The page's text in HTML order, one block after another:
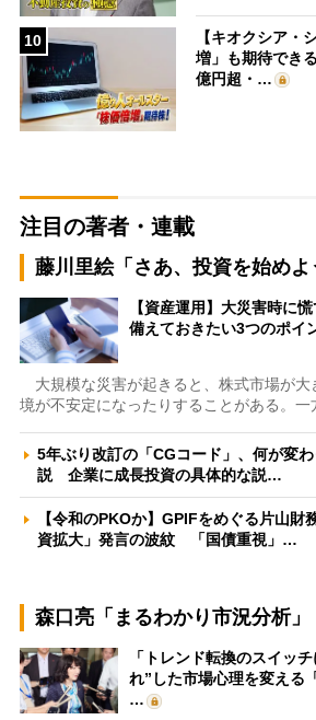
10
【キオクシア・
増」も期待でき
億円超・…
注目の著者・連載
藤川里絵「さあ、投資を始めよ
【資産運用】大災害時に
備えておきたい3つのポイ
大規模な災害が起きると、株式市場が大
境が不安定になったりすることがある。
5年ぶり改訂の「CGコード」、何が変
説 企業に成長投資の具体的な説…
【令和のPKOか】GPIFをめぐる片山財
資拡大」発言の波紋 「国債重視」…
森口亮「まるわかり市況分析」
「トレンド転換のスイッ
れ”した市場心理を変える
…